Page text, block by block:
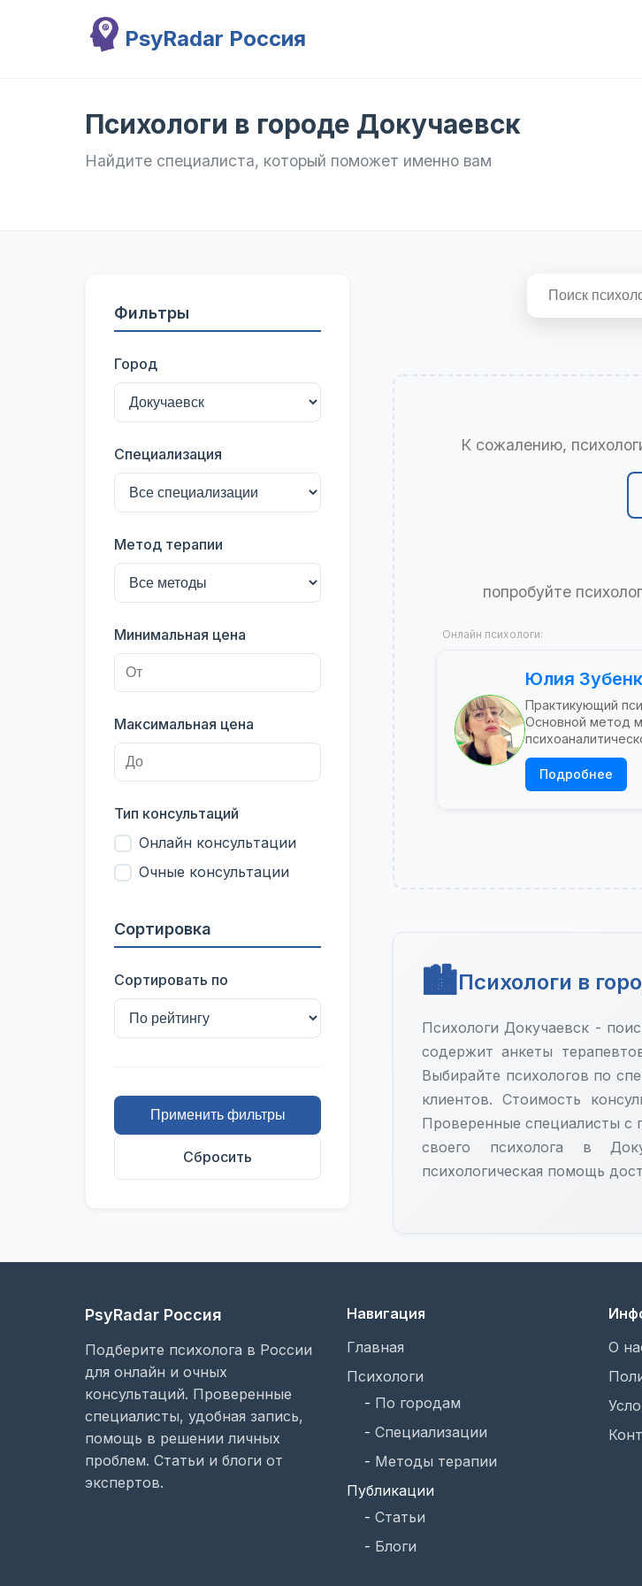
PsyRadar Россия
Психологи в городе Докучаевск
Найдите специалиста, который поможет именно вам
Фильтры
Город
Специализация
Метод терапии
Минимальная цена
Максимальная цена
Тип консультаций
Онлайн консультации
Очные консультации
Сортировка
Сортировать по
Применить фильтры
Сбросить
К сожалению,
попробуйте
Онлайн психологи:
Юлия
Практикующий
Основной метод
Подробнее
Психологи в
Психологи Докучаевск -
содержит анкеты
Выбирайте психологов по
клиентов. Стоимость
Проверенные специалисты
своего психолога в
психологическая помощь
PsyRadar Россия
Подберите психолога в России
для онлайн и очных
консультаций. Проверенные
специалисты, удобная запись,
помощь в решении личных
проблем. Статьи и блоги от
экспертов.
Навигация
Главная
Психологи
- По городам
- Специализации
- Методы терапии
Публикации
- Статьи
- Блоги
О